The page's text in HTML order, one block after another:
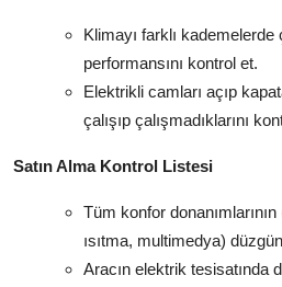
Klimayı farklı kademelerde
performansını kontrol et.
Elektrikli camları açıp
çalışıp çalışmadıklarını
Satın Alma Kontrol Listesi
Tüm konfor
ısıtma, multimedya)
Aracın elektrik tesisatında